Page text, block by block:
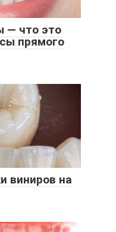
— что это
прямого
виниров на